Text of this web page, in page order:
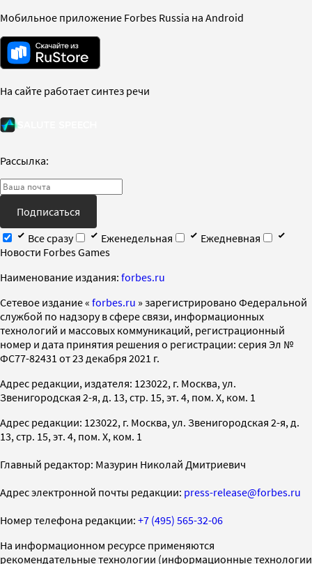
Мобильное приложение Forbes Russia на Android
На сайте работает синтез речи
Рассылка:
Подписаться
Все сразу
Еженедельная
Ежедневная
Новости Forbes Games
Наименование издания: forbes.ru
Cетевое издание « forbes.ru » зарегистрировано Федеральной
службой по надзору в сфере связи, информационных
технологий и массовых коммуникаций, регистрационный
номер и дата принятия решения о регистрации: серия Эл №
ФС77-82431 от 23 декабря 2021 г.
Адрес редакции, издателя: 123022, г. Москва, ул.
Звенигородская 2-я, д. 13, стр. 15, эт. 4, пом. X, ком. 1
Адрес редакции: 123022, г. Москва, ул. Звенигородская 2-я, д.
13, стр. 15, эт. 4, пом. X, ком. 1
Главный редактор: Мазурин Николай Дмитриевич
Адрес электронной почты редакции: press-release@forbes.ru
Номер телефона редакции: +7 (495) 565-32-06
На информационном ресурсе применяются
рекомендательные технологии (информационные технологии